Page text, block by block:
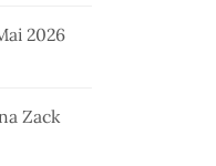
2026
Zack